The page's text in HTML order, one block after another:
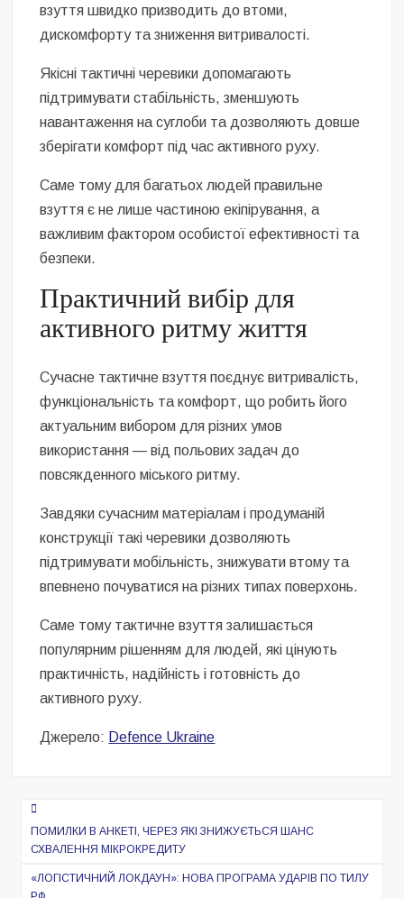
взуття швидко призводить до втоми,
дискомфорту та зниження витривалості.
Якісні тактичні черевики допомагають
підтримувати стабільність, зменшують
навантаження на суглоби та дозволяють довше
зберігати комфорт під час активного руху.
Саме тому для багатьох людей правильне
взуття є не лише частиною екіпірування, а
важливим фактором особистої ефективності та
безпеки.
Практичний вибір для
активного ритму життя
Сучасне тактичне взуття поєднує витривалість,
функціональність та комфорт, що робить його
актуальним вибором для різних умов
використання — від польових задач до
повсякденного міського ритму.
Завдяки сучасним матеріалам і продуманій
конструкції такі черевики дозволяють
підтримувати мобільність, знижувати втому та
впевнено почуватися на різних типах поверхонь.
Саме тому тактичне взуття залишається
популярним рішенням для людей, які цінують
практичність, надійність і готовність до
активного руху.
Джерело: Defence Ukraine
Навигация
по
записям
ПОМИЛКИ В АНКЕТІ, ЧЕРЕЗ ЯКІ ЗНИЖУЄТЬСЯ ШАНС
СХВАЛЕННЯ МІКРОКРЕДИТУ
«ЛОГІСТИЧНИЙ ЛОКДАУН»: НОВА ПРОГРАМА УДАРІВ ПО ТИЛУ